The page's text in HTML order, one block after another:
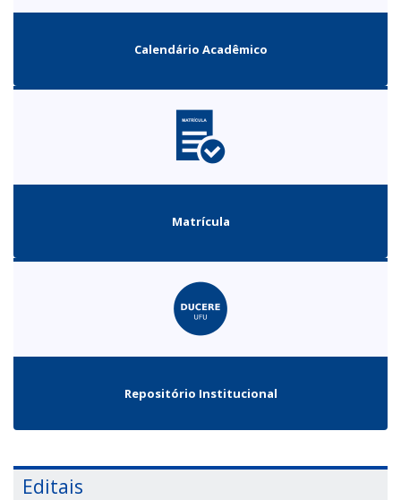
Calendário Acadêmico
Matrícula
Repositório Institucional
Editais